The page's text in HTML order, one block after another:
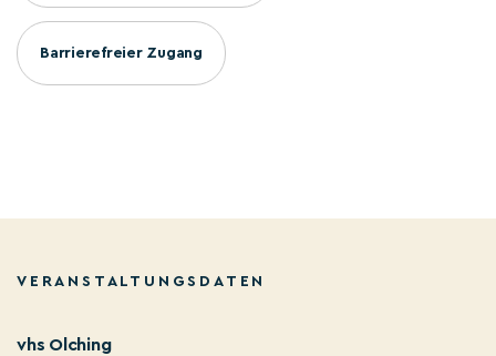
Barrierefreier Zugang
VERANSTALTUNGSDATEN
vhs Olching